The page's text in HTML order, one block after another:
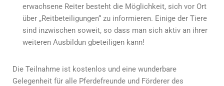
erwachsene Reiter besteht die Möglichkeit, sich vor Ort
über „Reitbeteiligungen“ zu informieren. Einige der Tiere
sind inzwischen soweit, so dass man sich aktiv an ihrer
weiteren Ausbildun gbeteiligen kann!
Die Teilnahme ist kostenlos und eine wunderbare
Gelegenheit für alle Pferdefreunde und Förderer des